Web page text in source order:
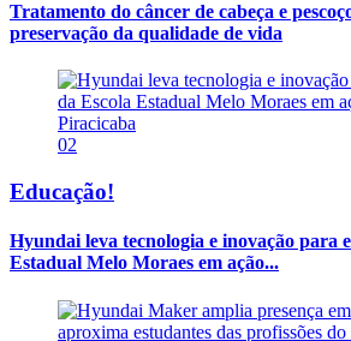
Tratamento do câncer de cabeça e
preservação da qualidade de vida
02
Educação!
Hyundai leva tecnologia e inovação para
Estadual Melo Moraes em ação...